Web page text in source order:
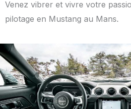
Venez vibrer et vivre votre
pilotage en Mustang au Mans.